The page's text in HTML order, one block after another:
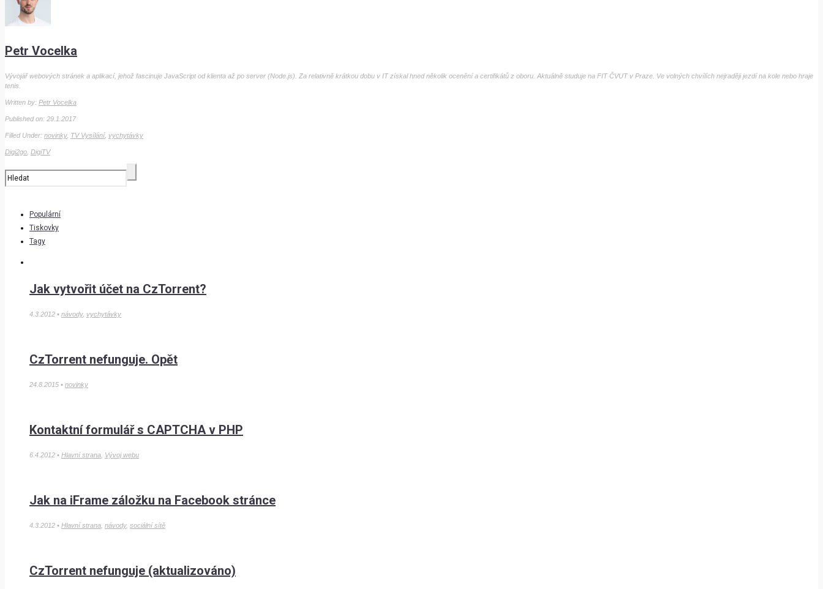
Petr Vocelka
Vývojář webových stránek a aplikací, jehož fascinuje JavaScript od klienta až po server (Node.js). Za relativně krátkou dobu v IT získal hned několik ocenění a certifikátů z oboru. Aktuálně studuje na FIT ČVUT v Praze. Ve volných chvílích nejraději jezdí na kole nebo hraje
tenis.
Written by: Petr Vocelka
Published on: 29.1.2017
Filled Under: novinky, TV Vysílání, vychytávky
Digi2go DigiTV
Populární
Tiskovky
Tagy
Jak vytvořit účet na CzTorrent?
4.3.2012 • návody, vychytávky
CzTorrent nefunguje. Opět
24.8.2015 • novinky
Kontaktní formulář s CAPTCHA v PHP
6.4.2012 • Hlavní strana Vývoj webu
Jak na iFrame záložku na Facebook stránce
4.3.2012 • Hlavní strana návody, sociální sítě
CzTorrent nefunguje (aktualizováno)